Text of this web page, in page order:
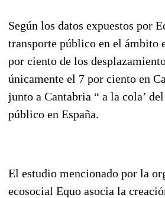
Según los datos expuestos por
transporte público en el ámbito
por ciento de los
únicamente el 7 por ciento en
junto a Cantabria “ a la cola’
público en España.
El estudio mencionado por la
ecosocial Equo asocia la